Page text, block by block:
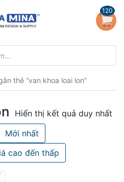
120
thẻ “van khoa loai lon”
Hiển thị kết quả duy nhất
Mới nhất
cao đến thấp